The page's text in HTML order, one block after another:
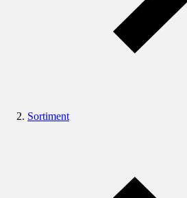
Sortiment